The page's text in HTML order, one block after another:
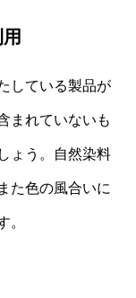
している製品が
まれていないも
ょう。自然染料
た色の風合いに
。